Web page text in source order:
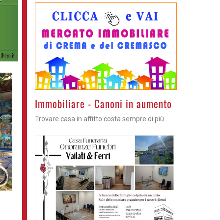
Immobiliare - Canoni in aumento
Trovare casa in affitto costa sempre di più